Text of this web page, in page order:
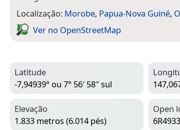
Localização: Morobe, Papua-Nova Guiné,
Ver no Open­Street­Map
Latitude
-7,94939° ou 7° 56′ 58″ sul
Elevação
1.833 metros (6.014 pés)
Open